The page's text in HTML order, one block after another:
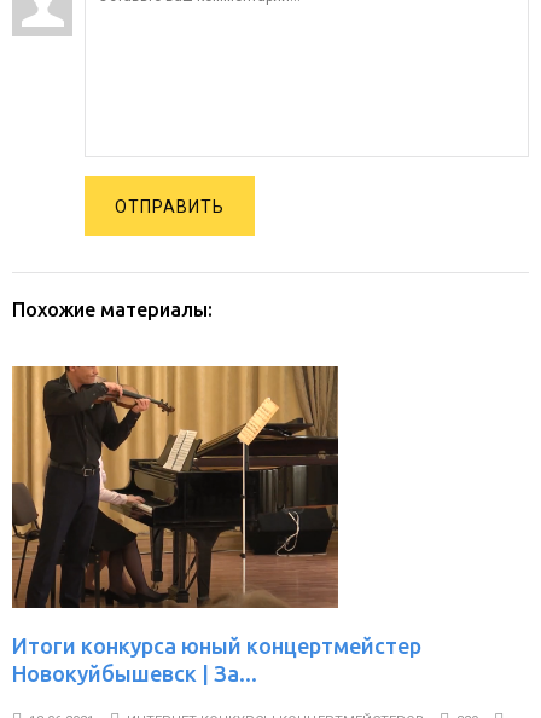
ОТПРАВИТЬ
Похожие материалы:
Итоги конкурса юный концертмейстер
Новокуйбышевск | За...